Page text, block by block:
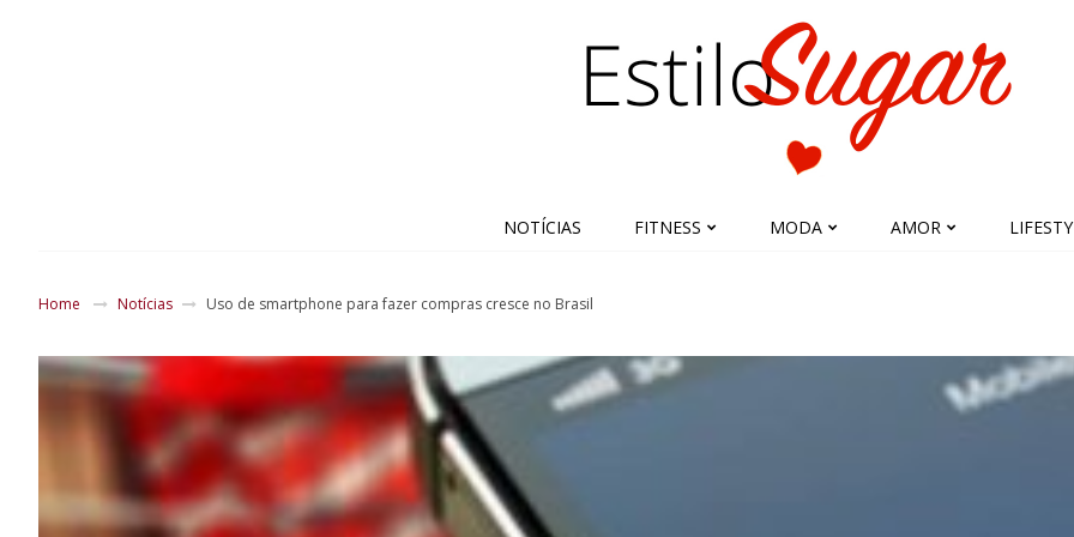
NOTÍCIAS FITNESS MODA AMOR
Home Notícias Uso de smartphone para fazer compras cresce no Brasil